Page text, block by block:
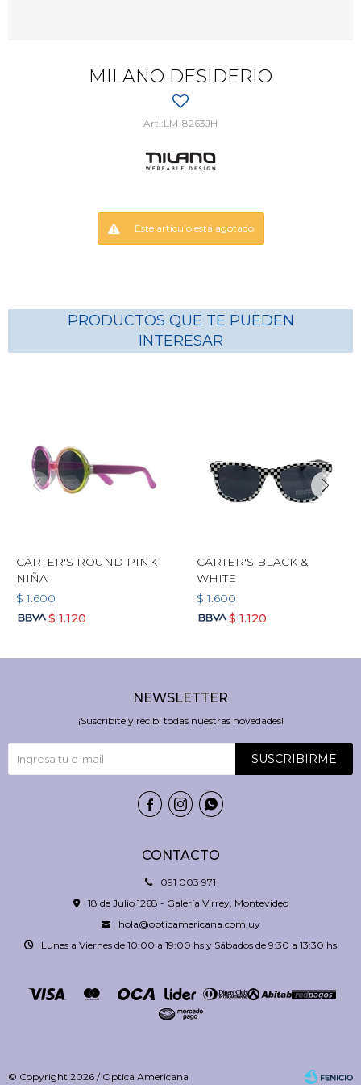
MILANO DESIDERIO
LM-8263JH
Este artículo está agotado.
PRODUCTOS QUE TE PUEDEN
INTERESAR
CARTER'S ROUND PINK
NIÑA
$ 1.600
$ 1.120
CARTER'S BLACK &
WHITE
$ 1.600
$ 1.120
CONTACTO
091 003 971
18 de Julio 1268 - Galería Virrey, Montevideo
hola@opticamericana.com.uy
Lunes a Viernes de 10:00 a 19:00 hs y Sábados de 9:30 a 13:30 hs
NEWSLETTER
¡Suscribite y recibí todas nuestras novedades!
SUSCRIBIRME
  
© Copyright 2026 / Optica Americana